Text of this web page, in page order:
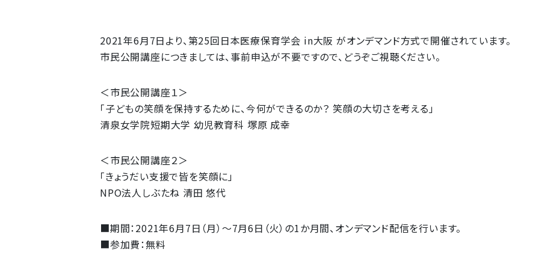
2021年6月7日より、第25回日本医療保育学会 in大阪 がオンデマンド方式で開催されています。
市民公開講座につきましては、事前申込が不要ですので、どうぞご視聴ください。
＜市民公開講座１＞
「子どもの笑顔を保持するために、今何ができるのか？ 笑顔の大切さを考える」
清泉女学院短期大学 幼児教育科 塚原 成幸
＜市民公開講座２＞
「きょうだい支援で皆を笑顔に」
NPO法人しぶたね 清田 悠代
■期間：2021年6月7日（月）～7月6日（火）の1か月間、オンデマンド配信を行います。
■参加費：無料